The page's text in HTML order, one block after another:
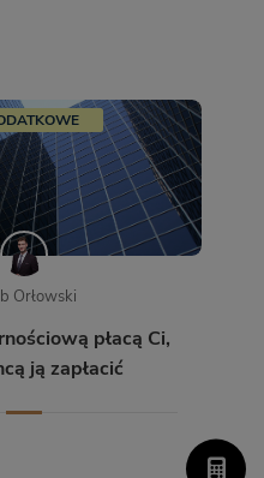
Orłowski
płacą Ci,
ją zapłacić